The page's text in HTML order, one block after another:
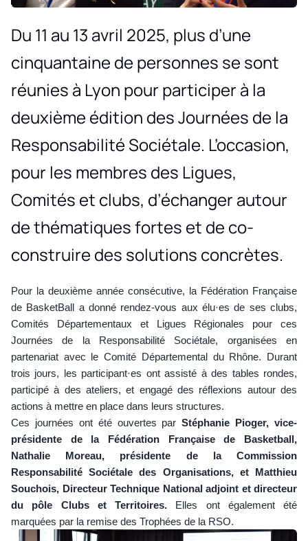
Du 11 au 13 avril 2025, plus d’une
cinquantaine de personnes se sont
réunies à Lyon pour participer à la
deuxième édition des Journées de la
Responsabilité Sociétale. L’occasion,
pour les membres des Ligues,
Comités et clubs, d’échanger autour
de thématiques fortes et de co-
construire des solutions concrètes.
Pour la deuxième année consécutive, la Fédération Française
de BasketBall a donné rendez-vous aux élu·es de ses clubs,
Comités Départementaux et Ligues Régionales pour ces
Journées de la Responsabilité Sociétale, organisées en
partenariat avec le Comité Départemental du Rhône. Durant
trois jours, les participant·es ont assisté à des tables rondes,
participé à des ateliers, et engagé des réflexions autour des
actions à mettre en place dans leurs structures.
Ces journées ont été ouvertes parStéphanie Pioger, vice-
présidente de la Fédération Française de Basketball,
Nathalie Moreau, présidente de la Commission
Responsabilité Sociétale des Organisations, et Matthieu
Souchois, Directeur Technique National adjoint et directeur
du pôle Clubs et Territoires. Elles ont également été
marquées par la remise des Trophées de la RSO.